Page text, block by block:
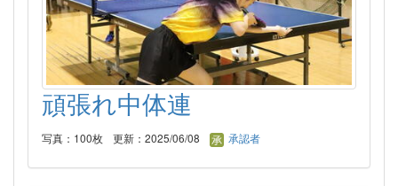
頑張れ中体連
写真：100枚 更新：2025/06/08 承認者